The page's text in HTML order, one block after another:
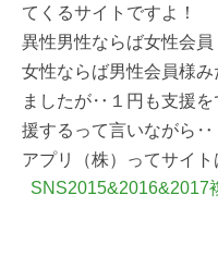
てくるサイトですよ！
異性男性ならば女性会員
女性ならば男性会員様
ましたが‥１円も支援を
援するって言いながら‥
アプリ（株）ってサイ
SNS2015&2016&2017